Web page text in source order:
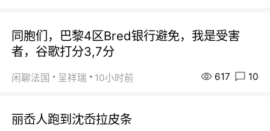
同胞们，巴黎4区Bred银行避免，我是受害
者，谷歌打分3,7分
闲聊法国 呈祥瑞 10小时前 617 10
丽岙人跑到沈岙拉皮条